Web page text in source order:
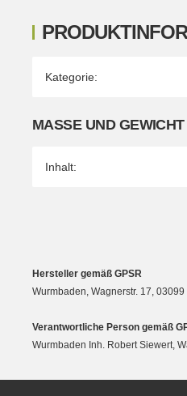
Produkteigenschaft
Wert
Kategorie:
MASSE UND GEWICHT
Inhalt:
Hersteller gemäß GPSR
Wurmbaden, Wagnerstr. 17,
Verantwortliche Person gemäß
Wurmbaden Inh. Robert Siewert,